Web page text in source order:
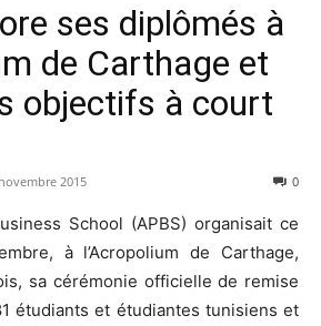
ses diplômés à
de Carthage et
objectifs à court
2015 0
School (APBS) organisait ce
à l’Acropolium de Carthage,
sa cérémonie officielle de remise
étudiants et étudiantes tunisiens et